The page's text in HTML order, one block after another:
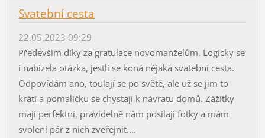
Svatební cesta
22.05.2023 09:29
Především díky za gratulace novomanželům. Logicky se
i nabízela otázka, jestli se koná nějaká svatební cesta.
Odpovídám ano, toulají se po světě, ale už se jim to
krátí a pomaličku se chystají k návratu domů. Zážitky
mají perfektní, pravidelně nám posílají fotky a mám
svolení pár z nich zveřejnit....